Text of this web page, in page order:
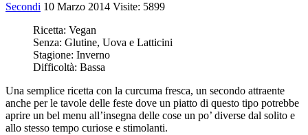
Secondi 10 Marzo 2014 Visite: 5899
Ricetta: Vegan
Senza: Glutine, Uova e Latticini
Stagione: Inverno
Difficoltà: Bassa
Una semplice ricetta con la curcuma fresca, un secondo attraente
anche per le tavole delle feste dove un piatto di questo tipo potrebbe
aprire un bel menu all’insegna delle cose un po’ diverse dal solito e
allo stesso tempo curiose e stimolanti.